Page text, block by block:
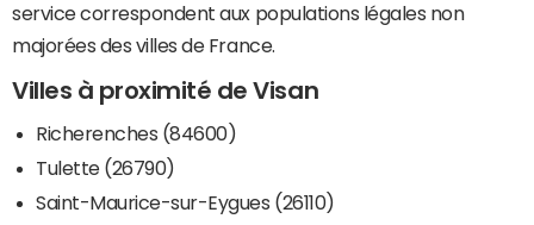
service correspondent aux populations légales non
majorées des villes de France.
Villes à proximité de Visan
Richerenches (84600)
Tulette (26790)
Saint-Maurice-sur-Eygues (26110)